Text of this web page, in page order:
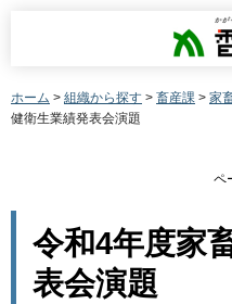
ホーム > 組織から探す > 畜産課 > 家
健衛生業績発表会演題
ペ
令和4年度家
表会演題